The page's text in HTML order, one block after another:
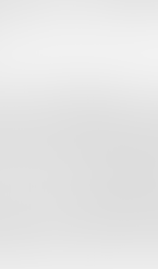
à
telle décision,
l’obligation
du 28 août
absolu qui
des
être
par des
sanitaires,